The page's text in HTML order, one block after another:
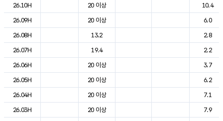
26.10H
20 이상
10.4
26.09H
20 이상
6.0
26.08H
13.2
2.8
26.07H
19.4
2.2
26.06H
20 이상
3.7
26.05H
20 이상
6.2
26.04H
20 이상
7.1
26.03H
20 이상
7.9